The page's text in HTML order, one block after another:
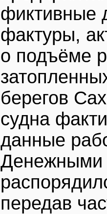
фиктивные
фактуры,
о подъёме
берегов
судна
данные
Денежными
передав